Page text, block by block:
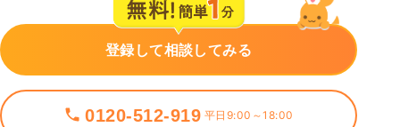
一般＋療養
一時募集休止
24.2万円/月 賞与3.5ヶ月
登録して相談してみる
0120-512-919 平日9:00～18:00